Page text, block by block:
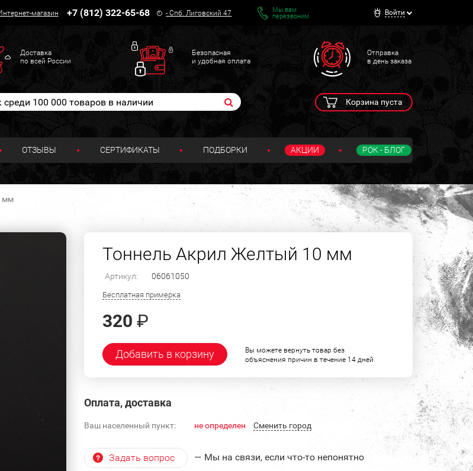
магазин +7 (812) 322-65-68 -Спб. Лиговский 47
Мы вам
перезвоним
Войти
Доставка
по всей России
Безопасная
и удобная оплата
Отправка
в день заказа
Корзина пуста
ОТЗЫВЫ СЕРТИФИКАТЫ ПОДБОРКИ АКЦИИ РОК - БЛОГ
мм
Тоннель Акрил Желтый 10 мм
Артикул: 06061050
Бесплатная примерка
320 ₽
Добавить в корзину
Вы можете вернуть товар без
объяснения причин в течение 14 дней
Оплата, доставка
Ваш населенный пункт: не определен Cменить город
Задать вопрос — Мы на связи, если что-то непонятно